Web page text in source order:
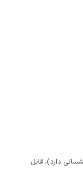
دارد)، قابل